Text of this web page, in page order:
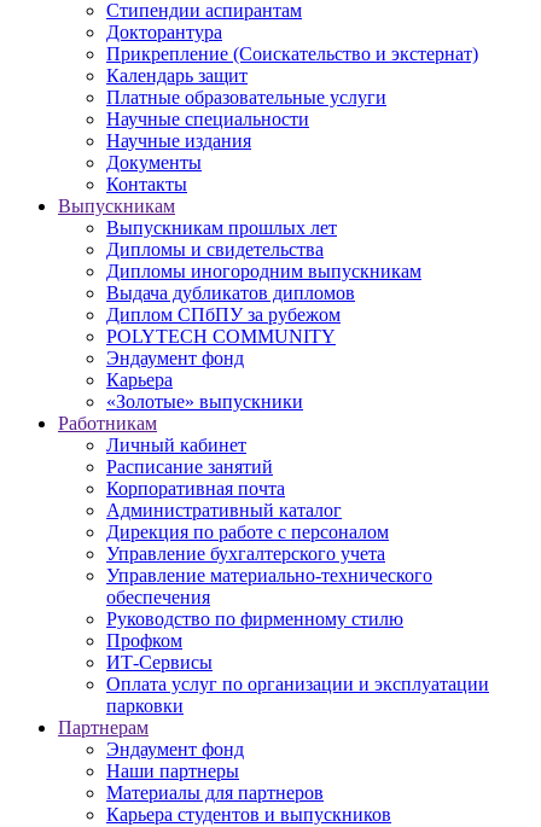
Стипендии аспирантам
Докторантура
Прикрепление (Соискательство и экстернат)
Календарь защит
Платные образовательные услуги
Научные специальности
Научные издания
Документы
Контакты
Выпускникам
Выпускникам прошлых лет
Дипломы и свидетельства
Дипломы иногородним выпускникам
Выдача дубликатов дипломов
Диплом СПбПУ за рубежом
POLYTECH COMMUNITY
Эндаумент фонд
Карьера
«Золотые» выпускники
Работникам
Личный кабинет
Расписание занятий
Корпоративная почта
Административный каталог
Дирекция по работе с персоналом
Управление бухгалтерского учета
Управление материально-технического
обеспечения
Руководство по фирменному стилю
Профком
ИТ-Сервисы
Оплата услуг по организации и эксплуатации
парковки
Партнерам
Эндаумент фонд
Наши партнеры
Материалы для партнеров
Карьера студентов и выпускников